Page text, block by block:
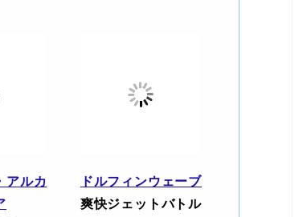
アルカ
ドルフィンウェーブ
爽快ジェットバトル